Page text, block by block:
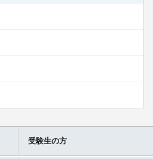
受験生の方